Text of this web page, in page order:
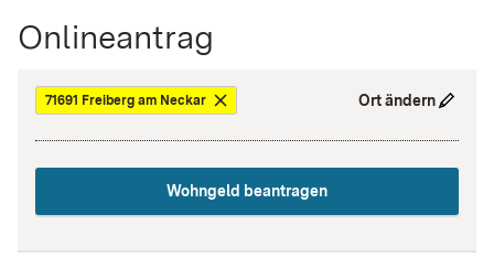
Onlineantrag
71691 Freiberg am Neckar Ort ändern
Wohngeld beantragen